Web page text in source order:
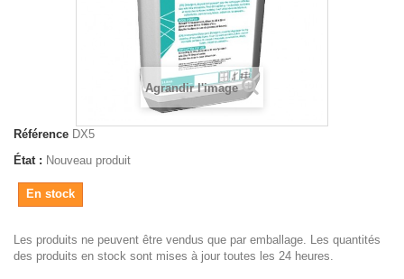
Agrandir l'image
Référence DX5
État : Nouveau produit
En stock
Les produits ne peuvent être vendus que par emballage. Les quantités
des produits en stock sont mises à jour toutes les 24 heures.